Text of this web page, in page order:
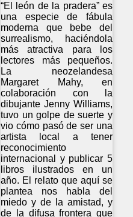
“El león de la pradera” es
una especie de fábula
moderna que bebe del
surrealismo, haciéndola
más atractiva para los
lectores más pequeños.
La neozelandesa
Margaret Mahy, en
colaboración con la
dibujante Jenny Williams,
tuvo un golpe de suerte y
vio cómo pasó de ser una
artista local a tener
reconocimiento
internacional y publicar 5
libros ilustrados en un
año. El relato que aquí se
plantea nos habla del
miedo y de la amistad, y
de la difusa frontera que